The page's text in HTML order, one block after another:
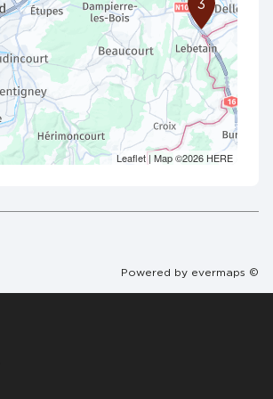
3
Leaflet| Map ©2026 HERE
Powered by evermaps ©